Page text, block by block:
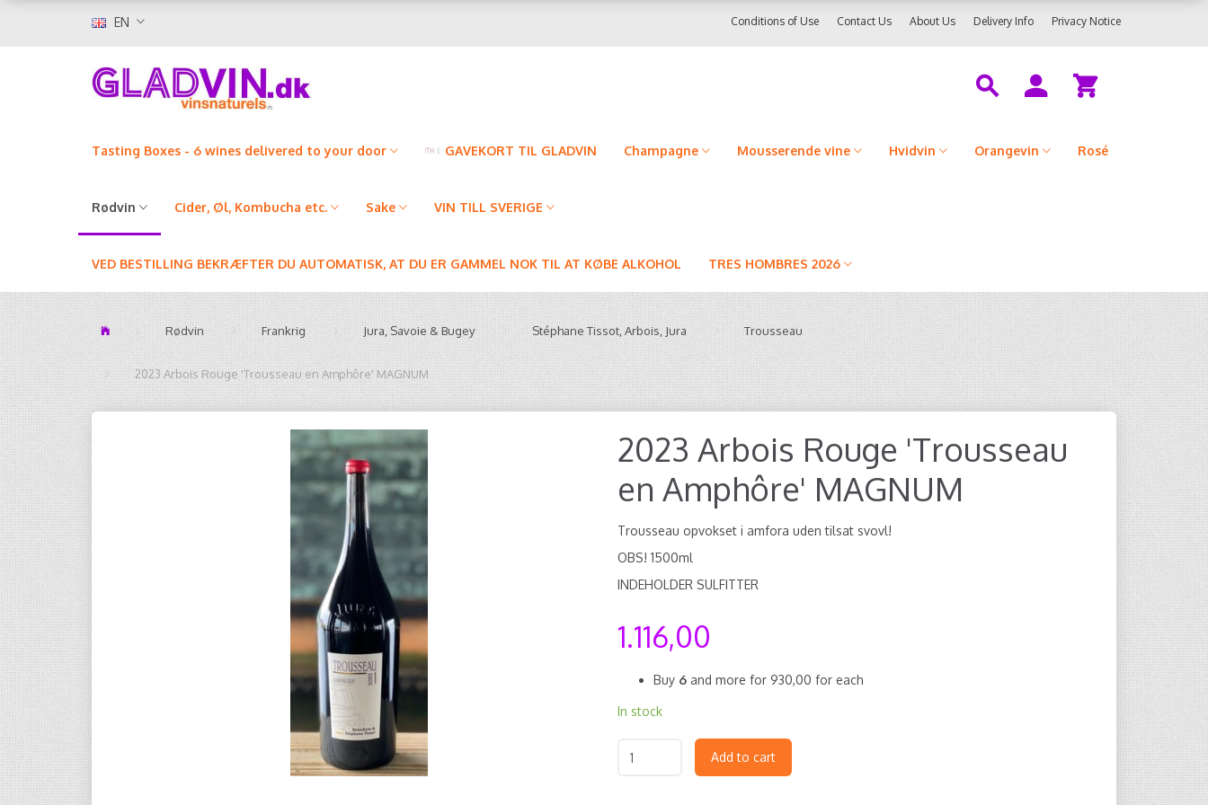
EN Privacy Notice
Delivery Info
About Us
Contact Us
Conditions of Use
Tasting Boxes - 6 wines delivered to your door GAVEKORT TIL GLADVIN Champagne Mousserende vine Hvidvin Orangevin Rosé
Rødvin Cider, Øl, Kombucha etc. Sake VIN TILL SVERIGE
VED BESTILLING BEKRÆFTER DU AUTOMATISK, AT DU ER GAMMEL NOK TIL AT KØBE ALKOHOL TRES HOMBRES 2026
Rødvin Frankrig Jura, Savoie & Bugey Stéphane Tissot, Arbois, Jura Trousseau
2023 Arbois Rouge 'Trousseau en Amphôre' MAGNUM
2023 Arbois Rouge 'Trousseau
en Amphôre' MAGNUM
Trousseau opvokset i amfora uden tilsat svovl!
OBS! 1500ml
INDEHOLDER SULFITTER
1.116,00
Buy 6 and more for 930,00 for each
In stock
Add to cart